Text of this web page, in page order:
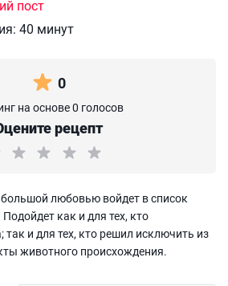
пост
40 минут
0
на основе 0 голосов
рецепт
большой любовью войдет в список
как и для тех, кто
так и для тех, кто решил исключить из
животного происхождения.